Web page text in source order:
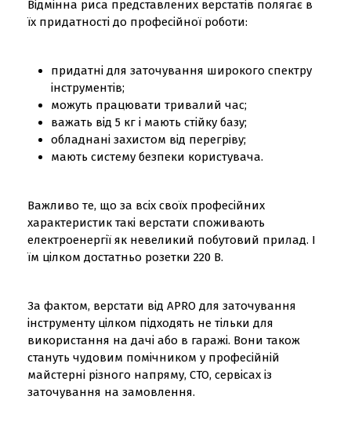
Відмінна риса представлених верстатів полягає в
їх придатності до професійної роботи:
придатні для заточування широкого спектру
інструментів;
можуть працювати тривалий час;
важать від 5 кг і мають стійку базу;
обладнані захистом від перегріву;
мають систему безпеки користувача.
Важливо те, що за всіх своїх професійних
характеристик такі верстати споживають
електроенергії як невеликий побутовий прилад. І
їм цілком достатньо розетки 220 В.
За фактом, верстати від APRO для заточування
інструменту цілком підходять не тільки для
використання на дачі або в гаражі. Вони також
стануть чудовим помічником у професійній
майстерні різного напряму, СТО, сервісах із
заточування на замовлення.